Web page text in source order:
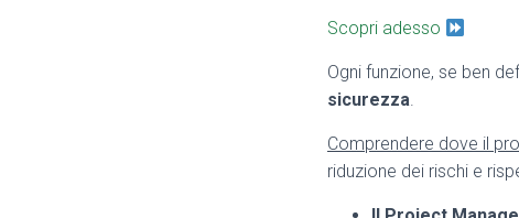
Scopri adesso
Ogni funzione, se ben
sicurezza.
Comprendere dove il
riduzione dei rischi e